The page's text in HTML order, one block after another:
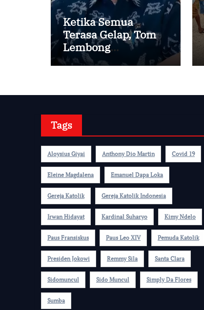
Ketika Semua
Terasa Gelap, Tom
Lembong
Menemukan Cinta
Tags
Aloysius Giyai Anthony Dio Martin Covid 19
Eleine Magdalena Emanuel Dapa Loka
Gereja Katolik Gereja Katolik Indonesia
Irwan Hidayat Kardinal Suharyo Kimy Ndelo
Paus Fransiskus Paus Leo XIV Pemuda Katolik
Presiden Jokowi Remmy Sila Santa Clara
Sidomuncul Sido Muncul Simply Da Flores
Sumba